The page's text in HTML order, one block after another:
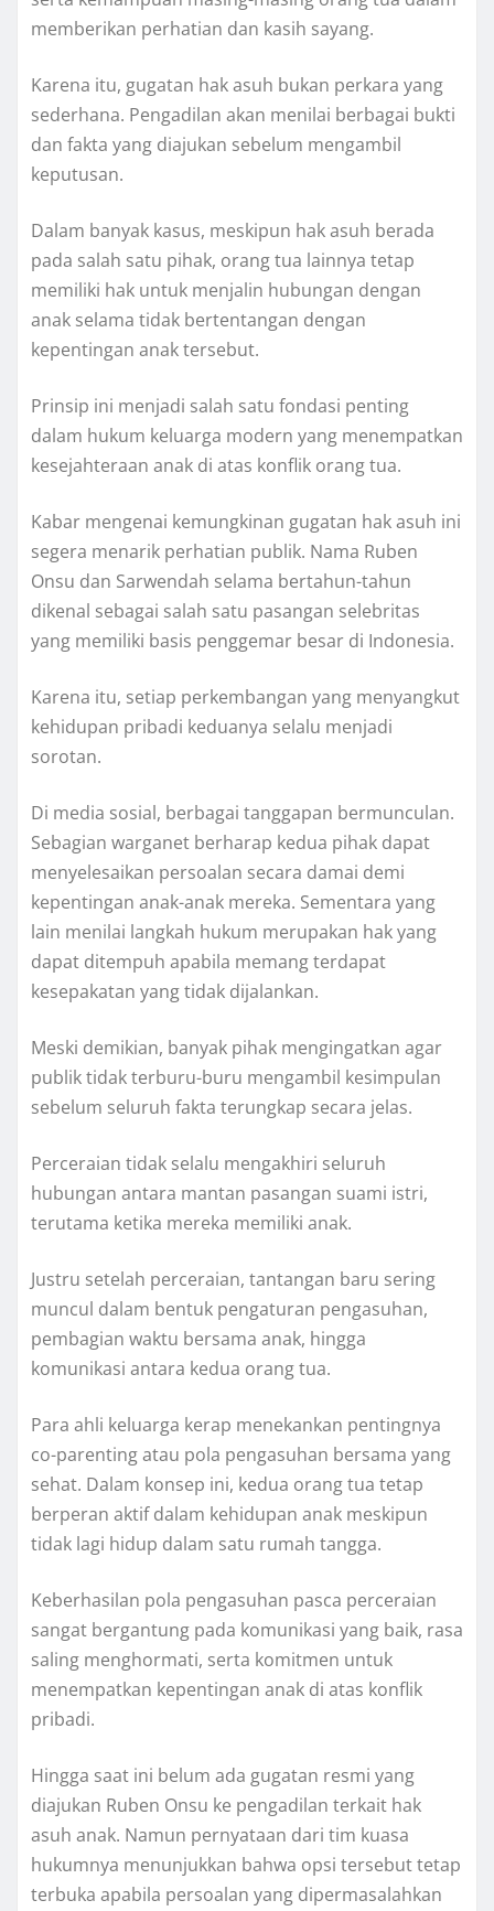
memberikan perhatian dan kasih sayang.
Karena itu, gugatan hak asuh bukan perkara yang
sederhana. Pengadilan akan menilai berbagai bukti
dan fakta yang diajukan sebelum mengambil
keputusan.
Dalam banyak kasus, meskipun hak asuh berada
pada salah satu pihak, orang tua lainnya tetap
memiliki hak untuk menjalin hubungan dengan
anak selama tidak bertentangan dengan
kepentingan anak tersebut.
Prinsip ini menjadi salah satu fondasi penting
dalam hukum keluarga modern yang menempatkan
kesejahteraan anak di atas konflik orang tua.
Kabar mengenai kemungkinan gugatan hak asuh ini
segera menarik perhatian publik. Nama Ruben
Onsu dan Sarwendah selama bertahun-tahun
dikenal sebagai salah satu pasangan selebritas
yang memiliki basis penggemar besar di Indonesia.
Karena itu, setiap perkembangan yang menyangkut
kehidupan pribadi keduanya selalu menjadi
sorotan.
Di media sosial, berbagai tanggapan bermunculan.
Sebagian warganet berharap kedua pihak dapat
menyelesaikan persoalan secara damai demi
kepentingan anak-anak mereka. Sementara yang
lain menilai langkah hukum merupakan hak yang
dapat ditempuh apabila memang terdapat
kesepakatan yang tidak dijalankan.
Meski demikian, banyak pihak mengingatkan agar
publik tidak terburu-buru mengambil kesimpulan
sebelum seluruh fakta terungkap secara jelas.
Perceraian tidak selalu mengakhiri seluruh
hubungan antara mantan pasangan suami istri,
terutama ketika mereka memiliki anak.
Justru setelah perceraian, tantangan baru sering
muncul dalam bentuk pengaturan pengasuhan,
pembagian waktu bersama anak, hingga
komunikasi antara kedua orang tua.
Para ahli keluarga kerap menekankan pentingnya
co-parenting atau pola pengasuhan bersama yang
sehat. Dalam konsep ini, kedua orang tua tetap
berperan aktif dalam kehidupan anak meskipun
tidak lagi hidup dalam satu rumah tangga.
Keberhasilan pola pengasuhan pasca perceraian
sangat bergantung pada komunikasi yang baik, rasa
saling menghormati, serta komitmen untuk
menempatkan kepentingan anak di atas konflik
pribadi.
Hingga saat ini belum ada gugatan resmi yang
diajukan Ruben Onsu ke pengadilan terkait hak
asuh anak. Namun pernyataan dari tim kuasa
hukumnya menunjukkan bahwa opsi tersebut tetap
terbuka apabila persoalan yang dipermasalahkan